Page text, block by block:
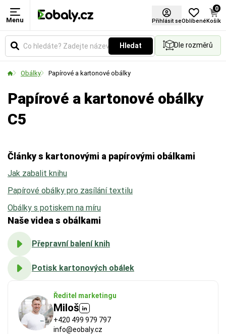
Menu Přihlásit seOblíbené
0
Košík
Hledat Dle rozměrů
Obálky Papírové a kartonové obálky
Papírové a kartonové obálky
C5
Ředitel marketingu
Miloš
+420 499 979 797
info@eobaly.cz
Články s kartonovými a papírovými obálkami
Jak zabalit knihu
Papírové obálky pro zasílání textilu
Obálky s potiskem na míru
Naše videa s obálkami
Přepravní balení knih
Potisk kartonových obálek
Formát
Vyberte si produkt podle standardních formátů.
Certifikace FSC®
Barva
Vyberte si barevné provedení obalů a balicích
Délka
Udává reálnou vnitřní délku obálky. Klíčový rozměr
pohodlně vejde dovnitř.
Šířka
Udává reálnou vnitřní šířku obálky. Klíčový rozměr
pohodlně vejde dovnitř.